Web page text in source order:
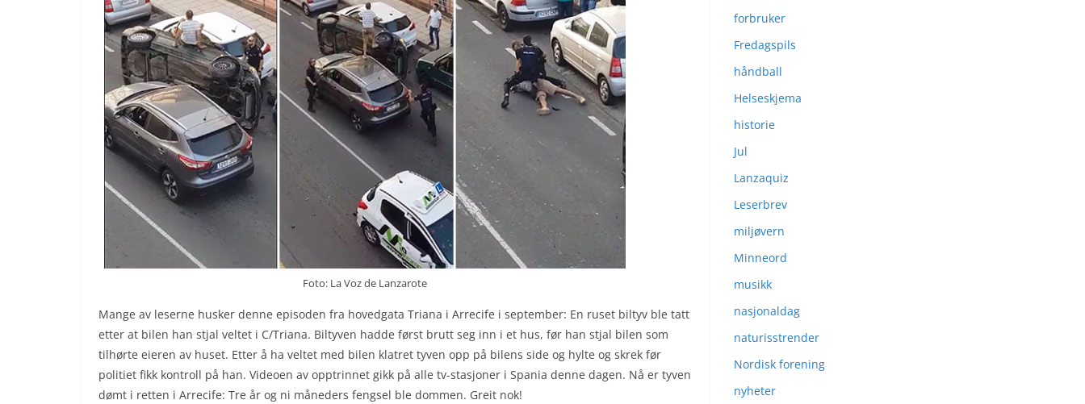
Foto: La Voz de Lanzarote
Mange av leserne husker denne episoden fra hovedgata Triana i Arrecife i september: En ruset biltyv ble tatt
etter at bilen han stjal veltet i C/Triana. Biltyven hadde først brutt seg inn i et hus, før han stjal bilen som
tilhørte eieren av huset. Etter å ha veltet med bilen klatret tyven opp på bilens side og hylte og skrek før
politiet fikk kontroll på han. Videoen av opptrinnet gikk på alle tv-stasjoner i Spania denne dagen. Nå er tyven
dømt i retten i Arrecife: Tre år og ni måneders fengsel ble dommen. Greit nok!
forbruker
Fredagspils
håndball
Helseskjema
historie
Jul
Lanzaquiz
Leserbrev
miljøvern
Minneord
musikk
nasjonaldag
naturisstrender
Nordisk forening
nyheter